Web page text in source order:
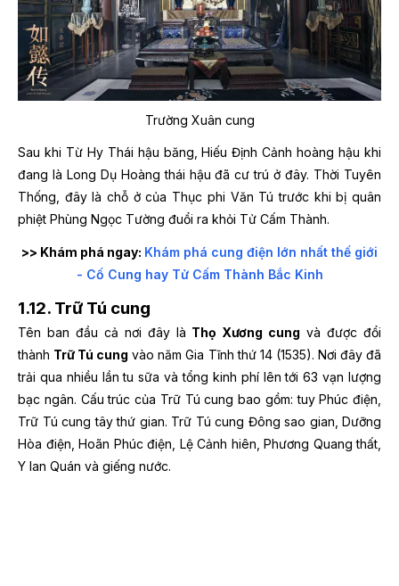
Trường Xuân cung
Sau khi Từ Hy Thái hậu băng, Hiếu Định Cảnh hoàng hậu khi
đang là Long Dụ Hoàng thái hậu đã cư trú ở đây. Thời Tuyên
Thống, đây là chỗ ở của Thục phi Văn Tú trước khi bị quân
phiệt Phùng Ngọc Tường đuổi ra khỏi Tử Cấm Thành.
>> Khám phá ngay: Khám phá cung điện lớn nhất thế giới
- Cố Cung hay Tử Cấm Thành Bắc Kinh
1.12. Trữ Tú cung
Tên ban đầu cả nơi đây là Thọ Xương cung và được đổi
thành Trữ Tú cung vào năm Gia Tĩnh thứ 14 (1535). Nơi đây đã
trải qua nhiều lần tu sữa và tổng kinh phí lên tới 63 vạn lượng
bạc ngân. Cấu trúc của Trữ Tú cung bao gồm: tuy Phúc điện,
Trữ Tú cung tây thứ gian. Trữ Tú cung Đông sao gian, Dưỡng
Hòa điện, Hoãn Phúc điện, Lệ Cảnh hiên, Phương Quang thất,
Y lan Quán và giếng nước.